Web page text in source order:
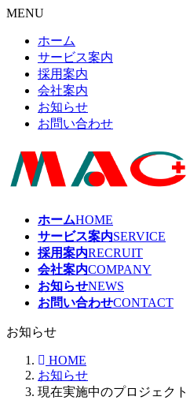
MENU
ホーム
サービス案内
採用案内
会社案内
お知らせ
お問い合わせ
ホームHOME
サービス案内SERVICE
採用案内RECRUIT
会社案内COMPANY
お知らせNEWS
お問い合わせCONTACT
お知らせ
HOME
お知らせ
現在実施中のプロジェクト